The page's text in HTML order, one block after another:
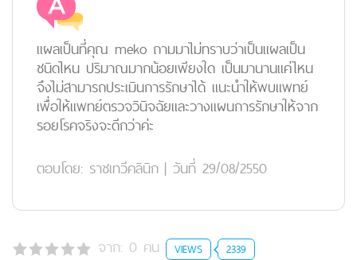
แผลเป็นที่คุณ meko ถามมาไม่ทราบว่าเป็นแผลเป็น
ชนิดไหน ปริมาณมากน้อยเพียงใด เป็นมานานแค่ไหน
จึงไม่สามารถประเมินการรักษาได้ แนะนำให้พบแพทย์
เพื่อให้แพทย์ตรวจวินิจฉัยและวางแผนการรักษาให้จาก
รอยโรคจริงจะดีกว่าค่ะ
ตอบโดย: ราชเทวีคลินิก | วันที่ 29/08/2550
จาก: 0 คน VIEWS 2339